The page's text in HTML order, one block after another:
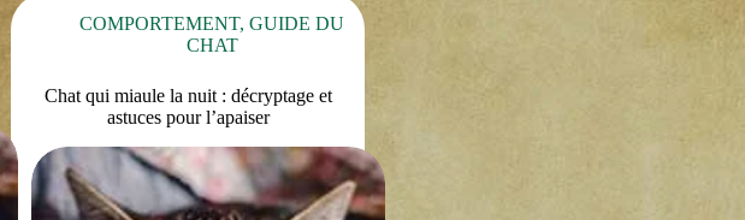
COMPORTEMENT,GUIDE DU
CHAT
Chat qui miaule la nuit : décryptage et
astuces pour l’apaiser